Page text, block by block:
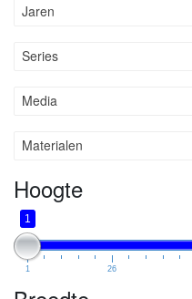
Jaren
Series
Media
Materialen
Hoogte
1
1 26